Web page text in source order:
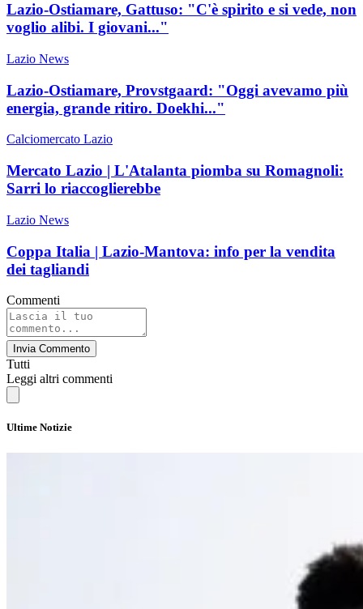
Lazio-Ostiamare, Gattuso: "C'è spirito e si vede, non
voglio alibi. I giovani..."
Lazio News
Lazio-Ostiamare, Provstgaard: "Oggi avevamo più
energia, grande ritiro. Doekhi..."
Calciomercato Lazio
Mercato Lazio | L'Atalanta piomba su Romagnoli:
Sarri lo riaccoglierebbe
Lazio News
Coppa Italia | Lazio-Mantova: info per la vendita
dei tagliandi
Commenti
Invia Commento
Tutti
Leggi altri commenti
Ultime Notizie